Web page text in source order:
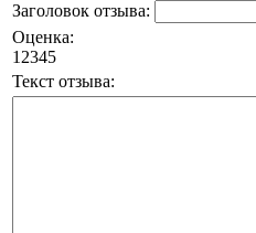
Заголовок отзыва:
Оценка:
1 2345
Текст отзыва: